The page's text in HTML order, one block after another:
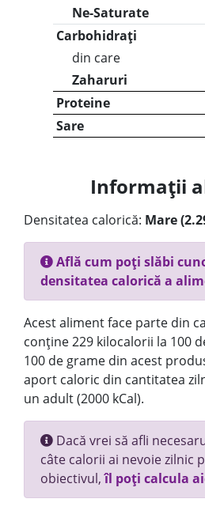
Ne-Saturate
Carbohidrați
din care
Zaharuri
Proteine
Sare
Informații
Densitatea calorică: Mare
Află cum poți slăbi
densitatea calorică a
Acest aliment face parte din
conține 229 kilocalorii la 100
100 de grame din acest
aport caloric din cantitatea
un adult (2000 kCal).
Dacă vrei să afli
câte calorii ai nevoie zilnic
obiectivul,îl poți calcula